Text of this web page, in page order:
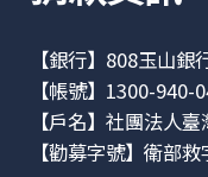
【銀行】808玉山銀
【帳號】1300-940-
【戶名】社團法人
【勸募字號】衛部